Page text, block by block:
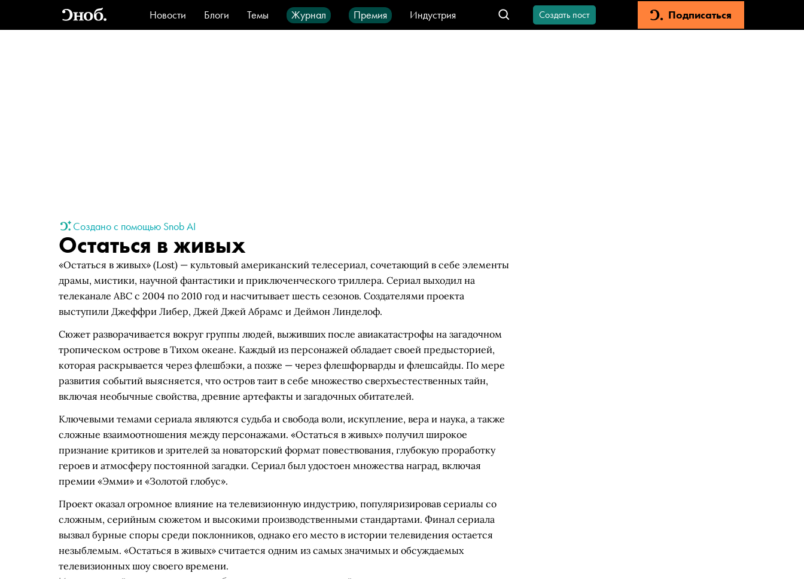
Новости Блоги Темы Журнал Премия
Индустрия
Стиль
Видео Город IT-продукты
Создать пост Подписаться
Создано с помощью Snob AI
Остаться в живых
«Остаться в живых» (Lost) — культовый американский телесериал, сочетающий в себе элементы
драмы, мистики, научной фантастики и приключенческого триллера. Сериал выходил на
телеканале ABC с 2004 по 2010 год и насчитывает шесть сезонов. Создателями проекта
выступили Джеффри Либер, Джей Джей Абрамс и Деймон Линделоф.
Сюжет разворачивается вокруг группы людей, выживших после авиакатастрофы на загадочном
тропическом острове в Тихом океане. Каждый из персонажей обладает своей предысторией,
которая раскрывается через флешбэки, а позже — через флешфорварды и флешсайды. По мере
развития событий выясняется, что остров таит в себе множество сверхъестественных тайн,
включая необычные свойства, древние артефакты и загадочных обитателей.
Ключевыми темами сериала являются судьба и свобода воли, искупление, вера и наука, а также
сложные взаимоотношения между персонажами. «Остаться в живых» получил широкое
признание критиков и зрителей за новаторский формат повествования, глубокую проработку
героев и атмосферу постоянной загадки. Сериал был удостоен множества наград, включая
премии «Эмми» и «Золотой глобус».
Проект оказал огромное влияние на телевизионную индустрию, популяризировав сериалы со
сложным, серийным сюжетом и высокими производственными стандартами. Финал сериала
вызвал бурные споры среди поклонников, однако его место в истории телевидения остается
незыблемым. «Остаться в живых» считается одним из самых значимых и обсуждаемых
телевизионных шоу своего времени.